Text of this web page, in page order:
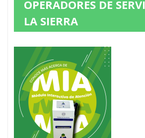
OPERADORES DE
LA SIERRA